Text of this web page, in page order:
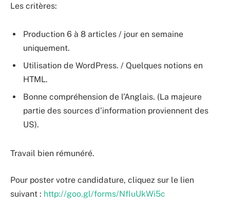
Les critères:
Production 6 à 8 articles / jour en semaine
uniquement.
Utilisation de WordPress. / Quelques notions en
HTML.
Bonne compréhension de l’Anglais. (La majeure
partie des sources d’information proviennent des
US).
Travail bien rémunéré.
Pour poster votre candidature, cliquez sur le lien
suivant : http://goo.gl/forms/NfIuUkWi5c